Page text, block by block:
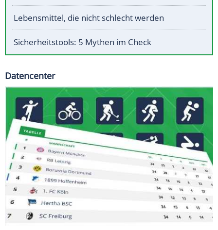
Lebensmittel, die nicht schlecht werden
Sicherheitstools: 5 Mythen im Check
Datencenter